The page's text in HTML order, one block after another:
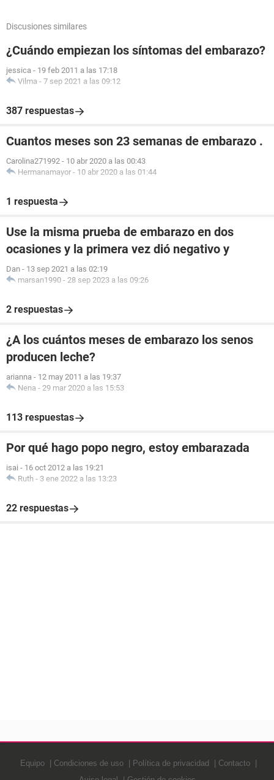
Discusiones similares
¿Cuándo empiezan los síntomas del embarazo?
jessica - 19 feb 2011 a las 17:18
Vilma - 7 sep 2021 a las 09:12
387 respuestas
Cuantos meses son 23 semanas de embarazo .
Carolina271992 - 10 abr 2020 a las 00:43
Hermanamayor - 10 abr 2020 a las 01:44
1 respuesta
Use la misma prueba de embarazo en dos
ocasiones y la primera vez dió negativo y
Dan - 13 sep 2021 a las 02:19
marsan1990 - 28 sep 2023 a las 09:26
2 respuestas
¿A los cuántos meses de embarazo los senos
producen leche?
arianna - 12 may 2011 a las 19:37
Nena - 29 mar 2020 a las 15:53
113 respuestas
Por qué hago popo negro, estoy embarazada
isai - 16 oct 2012 a las 19:21
Ruth - 3 ene 2022 a las 13:23
22 respuestas
Equipo Condiciones de uso Política de privacidad
Contacto